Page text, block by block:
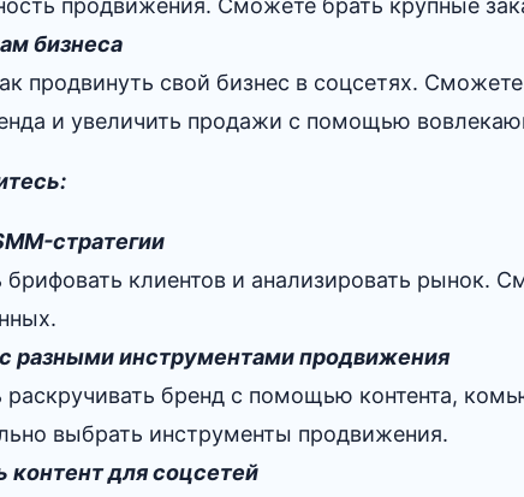
продвижения. Сможете брать крупные
бизнеса
продвинуть свой бизнес в соцсетях.
и увеличить продажи с помощью
стратегии
брифовать клиентов и анализировать рынок.
разными инструментами продвижения
раскручивать бренд с помощью контента,
выбрать инструменты продвижения.
контент для соцсетей